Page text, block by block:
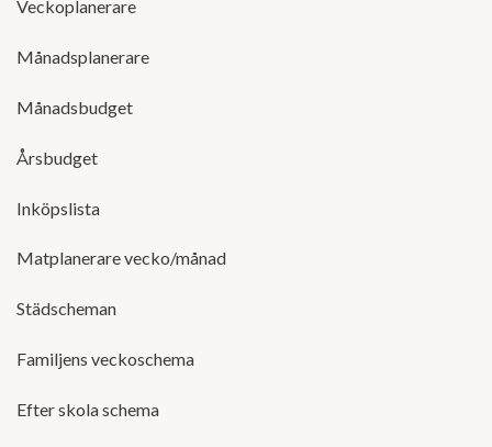
Veckoplanerare
Månadsplanerare
Månadsbudget
Årsbudget
Inköpslista
Matplanerare vecko/månad
Städscheman
Familjens veckoschema
Efter skola schema